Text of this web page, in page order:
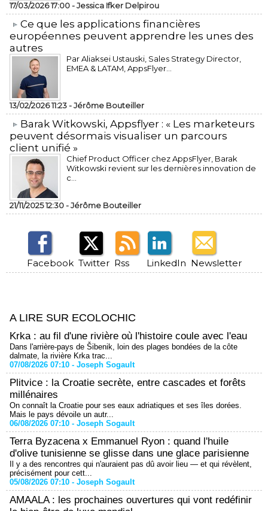
17/03/2026 17:00 -Jessica Ifker Delpirou
​Ce que les applications financières
européennes peuvent apprendre les unes des
autres
Par Aliaksei Ustauski, Sales Strategy Director,
EMEA & LATAM, AppsFlyer...
13/02/2026 11:23 -Jérôme Bouteiller
​Barak Witkowski, Appsflyer : « Les marketeurs
peuvent désormais visualiser un parcours
client unifié »
Chief Product Officer chez AppsFlyer, ​Barak
Witkowski revient sur les dernières innovation de
c...
21/11/2025 12:30 -Jérôme Bouteiller
Facebook Twitter Rss LinkedIn Newsletter
A LIRE SUR ECOLOCHIC
Krka : au fil d'une rivière où l'histoire coule avec l'eau
Dans l'arrière-pays de Šibenik, loin des plages bondées de la côte
dalmate, la rivière Krka trac...
07/08/2026 07:10 - Joseph Sogault
Plitvice : la Croatie secrète, entre cascades et forêts
millénaires
On connaît la Croatie pour ses eaux adriatiques et ses îles dorées.
Mais le pays dévoile un autr...
06/08/2026 07:10 - Joseph Sogault
Terra Byzacena x Emmanuel Ryon : quand l'huile
d'olive tunisienne se glisse dans une glace parisienne
Il y a des rencontres qui n'auraient pas dû avoir lieu — et qui révèlent,
précisément pour cett...
05/08/2026 07:10 - Joseph Sogault
AMAALA : les prochaines ouvertures qui vont redéfinir